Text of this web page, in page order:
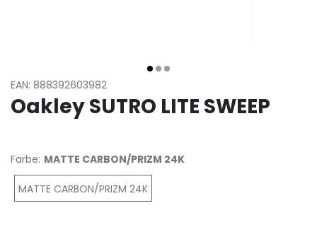
EAN: 888392603982
Oakley SUTRO LITE SWEEP
Farbe: MATTE CARBON/PRIZM 24K
MATTE CARBON/PRIZM 24K